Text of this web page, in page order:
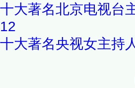
十大著名北京电视台
12
十大著名央视女主持